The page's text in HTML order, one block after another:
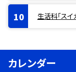
生活科「スイ
カレンダー